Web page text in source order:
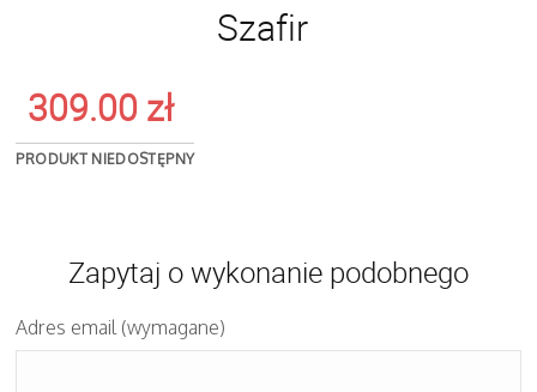
Szafir
309.00 zł
PRODUKT NIEDOSTĘPNY
Zapytaj o wykonanie podobnego
Adres email (wymagane)